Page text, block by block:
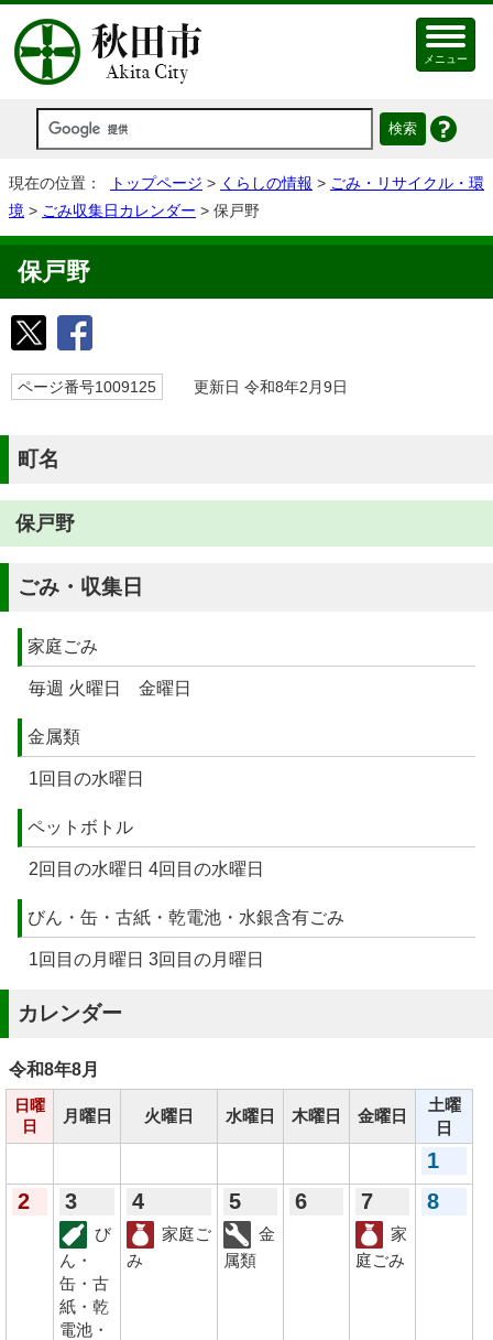
メニュー
現在の位置： トップページ > くらしの情報 > ごみ・リサイクル・環
境 > ごみ収集日カレンダー > 保戸野
保戸野
ページ番号1009125 更新日 令和8年2月9日
町名
保戸野
ごみ・収集日
家庭ごみ
毎週 火曜日 金曜日
金属類
1回目の水曜日
ペットボトル
2回目の水曜日 4回目の水曜日
びん・缶・古紙・乾電池・水銀含有ごみ
1回目の月曜日 3回目の月曜日
カレンダー
令和8年8月
日曜
日
月曜日 火曜日 水曜日 木曜日 金曜日
土曜
日
1
2
3
び
ん・
缶・古
紙・乾
電池・
4
家庭ご
み
5
金
属類
6 7
家
庭ごみ
8